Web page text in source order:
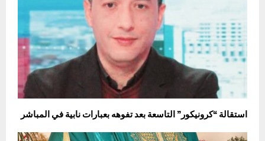
استقالة “كرونيكور” التاسعة بعد تفوهه بعبارات نابية في المباشر